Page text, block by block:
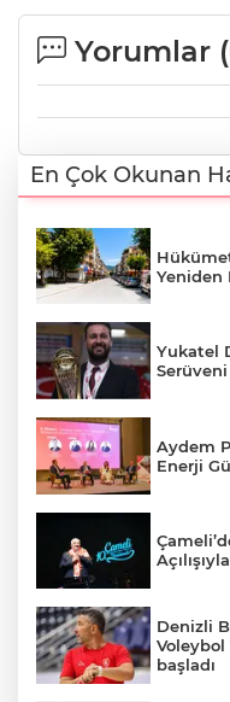
Yorumlar (
En Çok Okunan
Yeniden
Yukatel
Serüveni
Aydem
Enerji
Denizli
Voleybol
başladı